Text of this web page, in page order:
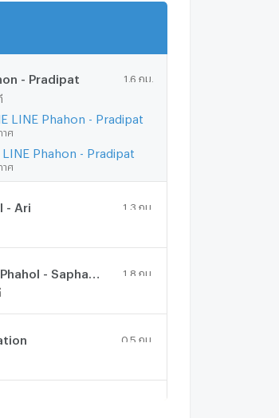
- Pradipat 1.6 กม.
LINE Phahon - Pradipat
าศ
LINE Phahon - Pradipat
าศ
- Ari 1.3 กม.
1.8 กม.
0.5 กม.